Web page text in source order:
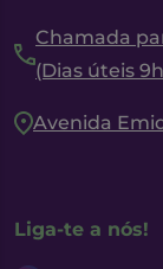
Chamada
(Dias úteis
Avenida
Liga-te a nós!